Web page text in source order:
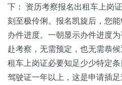
下： 资历考察报名出租车上岗
刻至极伶俐。报名凯旋后，您
办件进度。一朝显示办件进度
赴考察，无需预定，也无需恭
租车上岗证必要知足少少特定
驾驶证一年以上，这是申请插